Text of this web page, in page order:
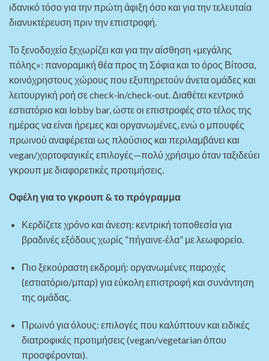
ιδανικό τόσο για την πρώτη άφιξη όσο και για την τελευταία
διανυκτέρευση πριν την επιστροφή.
Το ξενοδοχείο ξεχωρίζει και για την αίσθηση «μεγάλης
πόλης»: πανοραμική θέα προς τη Σόφια και το όρος Βίτοσα,
κοινόχρηστους χώρους που εξυπηρετούν άνετα ομάδες και
λειτουργική ροή σε check‑in/check‑out. Διαθέτει κεντρικό
εστιατόριο και lobby bar, ώστε οι επιστροφές στο τέλος της
ημέρας να είναι ήρεμες και οργανωμένες, ενώ ο μπουφές
πρωινού αναφέρεται ως πλούσιος και περιλαμβάνει και
vegan/χορτοφαγικές επιλογές—πολύ χρήσιμο όταν ταξιδεύει
γκρουπ με διαφορετικές προτιμήσεις.
Οφέλη για το γκρουπ & το πρόγραμμα
Κερδίζετε χρόνο και άνεση: κεντρική τοποθεσία για
βραδινές εξόδους χωρίς “πήγαινε‑έλα” με λεωφορείο.
Πιο ξεκούραστη εκδρομή: οργανωμένες παροχές
(εστιατόριο/μπαρ) για εύκολη επιστροφή και συνάντηση
της ομάδας.
Πρωινό για όλους: επιλογές που καλύπτουν και ειδικές
διατροφικές προτιμήσεις (vegan/vegetarian όπου
προσφέρονται).